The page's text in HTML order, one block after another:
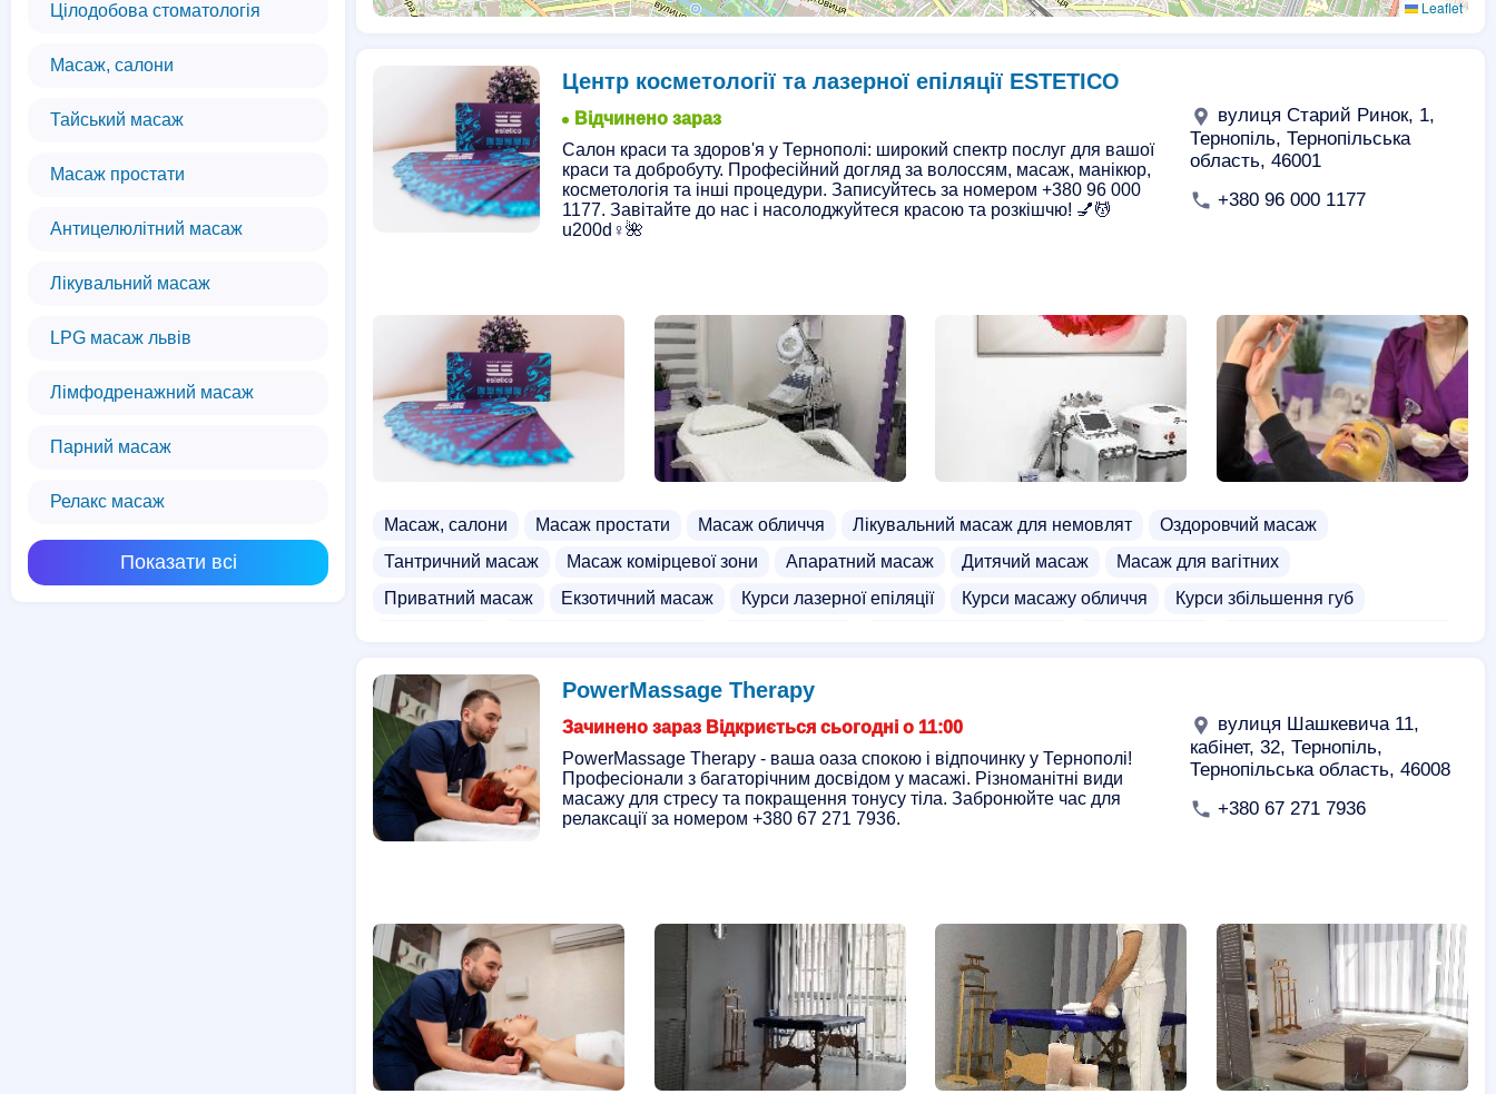
Цілодобова стоматологія
Масаж, салони
Тайський масаж
Масаж простати
Антицелюлітний масаж
Лікувальний масаж
LPG масаж львів
Лімфодренажний масаж
Парний масаж
Релакс масаж
Показати всі
Leaflet
Центр косметології та лазерної епіляції ESTETICO
Відчинено зараз
Салон краси та здоров'я у Тернополі: широкий спектр послуг для вашої
краси та добробуту. Професійний догляд за волоссям, масаж, манікюр,
косметологія та інші процедури. Записуйтесь за номером +380 96 000
1177. Завітайте до нас і насолоджуйтеся красою та розкішчю! 💅💆
u200d♀️🌺
вулиця Старий Ринок, 1,
Тернопіль, Тернопільська
область, 46001
+380 96 000 1177
Масаж, салони Масаж простати Масаж обличчя Лікувальний масаж для немовлят
Оздоровчий масаж
Тантричний масаж
Масаж комірцевої зони Апаратний масаж Дитячий масаж
Масаж для вагітних
Приватний масаж
Екзотичний масаж Курси лазерної епіляції Курси масажу обличчя
Курси збільшення губ
Лазерна епіляція
Косметолог
Вакуумна чистка обличчя
PowerMassage Therapy
Зачинено зараз Відкриється сьогодні о 11:00
PowerMassage Therapy - ваша оаза спокою і відпочинку у Тернополі!
Професіонали з багаторічним досвідом у масажі. Різноманітні види
масажу для стресу та покращення тонусу тіла. Забронюйте час для
релаксації за номером +380 67 271 7936.
вулиця Шашкевича 11,
кабінет, 32, Тернопіль,
Тернопільська область, 46008
+380 67 271 7936